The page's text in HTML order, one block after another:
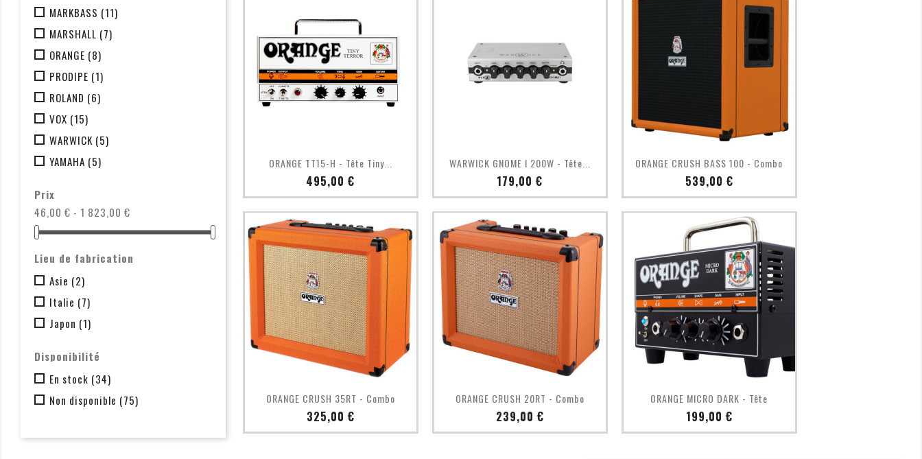
MARKBASS (11)
MARSHALL (7)
ORANGE (8)
PRODIPE (1)
ROLAND (6)
VOX (15)
WARWICK (5)
YAMAHA (5)
Prix
46,00 € - 1 823,00 €
Lieu de fabrication
Asie (2)
Italie (7)
Japon (1)
Disponibilité
En stock (34)
Non disponible (75)
ORANGE TT15-H - Tête Tiny...
Prix
495,00 €
 Aperçu rapide WARWICK GNOME I 200W - Tête...
Prix
179,00 €
 Aperçu rapide ORANGE CRUSH BASS 100 - Combo
Prix
539,00 €
Aperçu rapide
ORANGE CRUSH 35RT - Combo
Prix
325,00 €
 Aperçu rapide ORANGE CRUSH 20RT - Combo
Prix
239,00 €
 Aperçu rapide ORANGE MICRO DARK - Tête
Prix
199,00 €
Aperçu rapide